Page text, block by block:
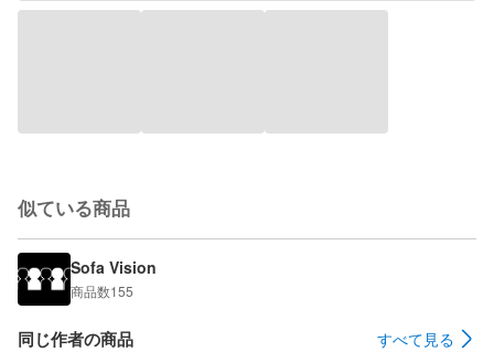
似ている商品
Sofa Vision
商品数155
同じ作者の商品 すべて見る